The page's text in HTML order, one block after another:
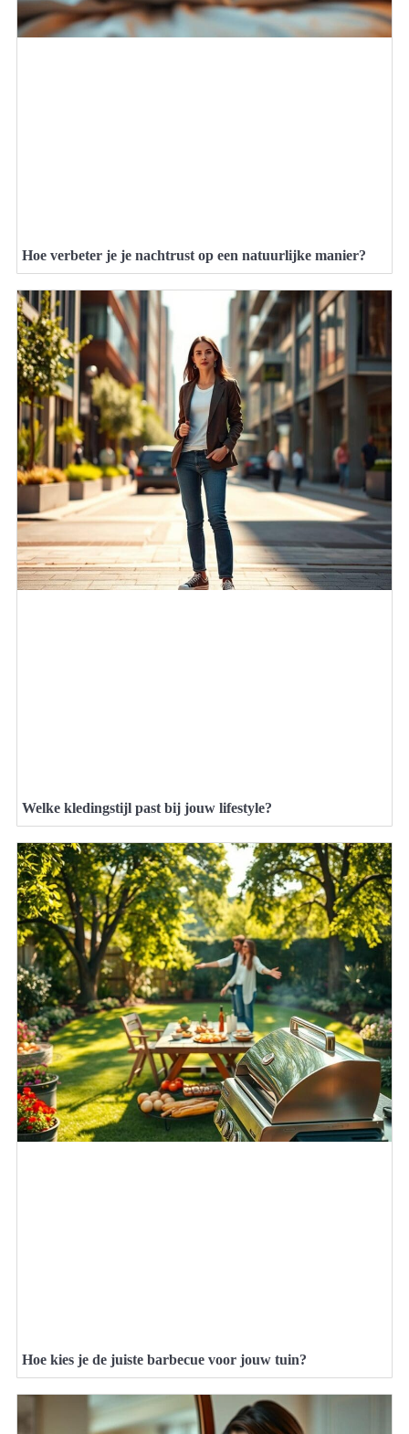
Hoe verbeter je je nachtrust op een natuurlijke manier?
Welke kledingstijl past bij jouw lifestyle?
Hoe kies je de juiste barbecue voor jouw tuin?